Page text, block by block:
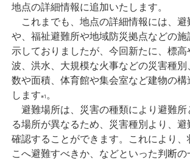
個人向けサービス
法人向けサービス
採用情報
English
地点の詳細情報に追加いたします。
これまでも、地点の詳細情報には、避
や、福祉避難所や地域防災拠点などの
示しておりましたが、今回新たに、標
波、洪水、大規模な火事などの災害種別
数や面積、体育館や集会室など建物の構
します※1 。
避難場所は、災害の種類により避難所
る場所が異なるため、災害種別より、
確認することができます。これにより
こへ避難すべきか、などといった判断